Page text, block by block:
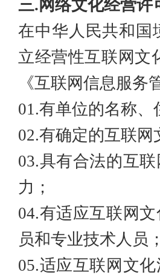
三.网络文化经营许
在中华人民共和国
立经营性互联网文
《互联网信息服务
01.有单位的名称
02.有确定的互联网
03.具有合法的互
力；
04.有适应互联网
员和专业技术人员 ；
05.适应互联网文